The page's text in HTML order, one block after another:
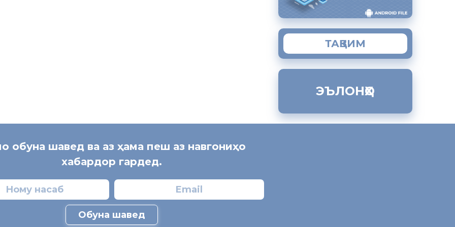
ТАҚВИМ
ЭЪЛОНҲО
обуна шавед ва аз ҳама пеш аз навгониҳо
хабардор гардед.
Обуна шавед